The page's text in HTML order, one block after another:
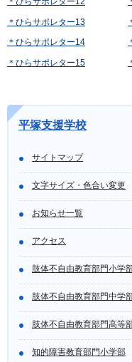
＊ひらサポレター13
＊ひらサポレター14
＊ひらサポレター15
平塚支援学校
サイトマップ
文字サイズ・色合い変更
お知らせ一覧
アクセス
肢体不自由教育部門小学
肢体不自由教育部門中学
肢体不自由教育部門高等
知的障害教育部門小学部